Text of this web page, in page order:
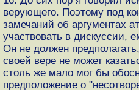
верующего. Поэтому под
замечаний об аргументах
участвовать в дискуссии,
Он не должен
своей вере не может
столь же мало мог бы
предположение о